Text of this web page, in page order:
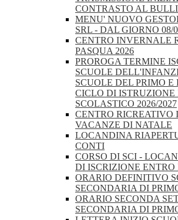
CONTRASTO AL
MENU' NUOVO
SRL - DAL GIORNO 08/
CENTRO INVERNALE
PASQUA 2026
PROROGA TERMINE
SCUOLE
SCUOLE DEL PRIMO E
CICLO DI ISTRUZIONE
SCOLASTICO 2026/2027
CENTRO RICREATIVO
VACANZE DI NATALE
LOCANDINA
CONTI
CORSO DI SCI -
DI ISCRIZIONE ENTRO
ORARIO DEFINITIVO
SECONDARIA DI
ORARIO SECONDA
SECONDARIA DI